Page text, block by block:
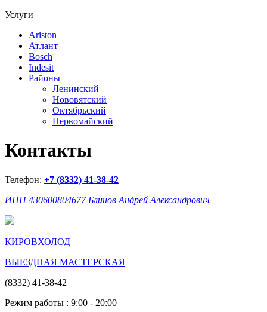
Услуги
Ariston
Атлант
Bosch
Indesit
Районы
Ленинский
Нововятский
Октябрьский
Первомайский
Контакты
Телефон: +7 (8332) 41-38-42
ИНН 430600804677 Блинов Андрей Александрович
КИРОВХОЛОД
ВЫЕЗДНАЯ МАСТЕРСКАЯ
(8332) 41-38-42
Режим работы : 9:00 - 20:00